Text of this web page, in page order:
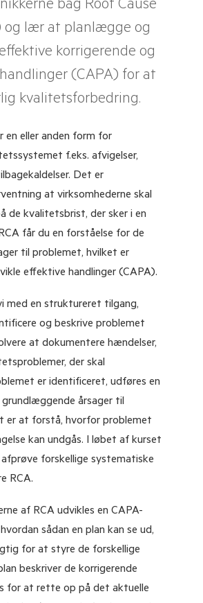
og lær at planlægge og
korrigerende og
(CAPA) for at
kvalitetsforbedring.
eller anden form for
f.eks. afvigelser,
Det er
at virksomhederne skal
de kvalitetsbrist, der sker i en
får du en forståelse for de
til problemet, hvilket er
effektive handlinger (CAPA).
med en struktureret tilgang,
og beskrive problemet
at dokumentere hændelser,
der skal
er identificeret, udføres en
årsager til
er at forstå, hvorfor problemet
kan undgås. I løbet af kurset
forskellige systematiske
RCA.
af RCA udvikles en CAPA-
sådan en plan kan se ud,
for at styre de forskellige
beskriver de korrigerende
for at rette op på det aktuelle